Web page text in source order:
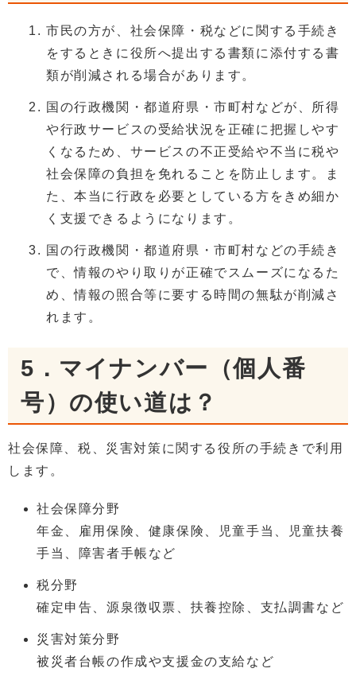
市民の方が、社会保障・税などに関する手続き
をするときに役所へ提出する書類に添付する書
類が削減される場合があります。
国の行政機関・都道府県・市町村などが、所得
や行政サービスの受給状況を正確に把握しやす
くなるため、サービスの不正受給や不当に税や
社会保障の負担を免れることを防止します。ま
た、本当に行政を必要としている方をきめ細か
く支援できるようになります。
国の行政機関・都道府県・市町村などの手続き
で、情報のやり取りが正確でスムーズになるた
め、情報の照合等に要する時間の無駄が削減さ
れます。
5．マイナンバー（個人番
号）の使い道は？
社会保障、税、災害対策に関する役所の手続きで利用
します。
社会保障分野
年金、雇用保険、健康保険、児童手当、児童扶養
手当、障害者手帳など
税分野
確定申告、源泉徴収票、扶養控除、支払調書など
災害対策分野
被災者台帳の作成や支援金の支給など